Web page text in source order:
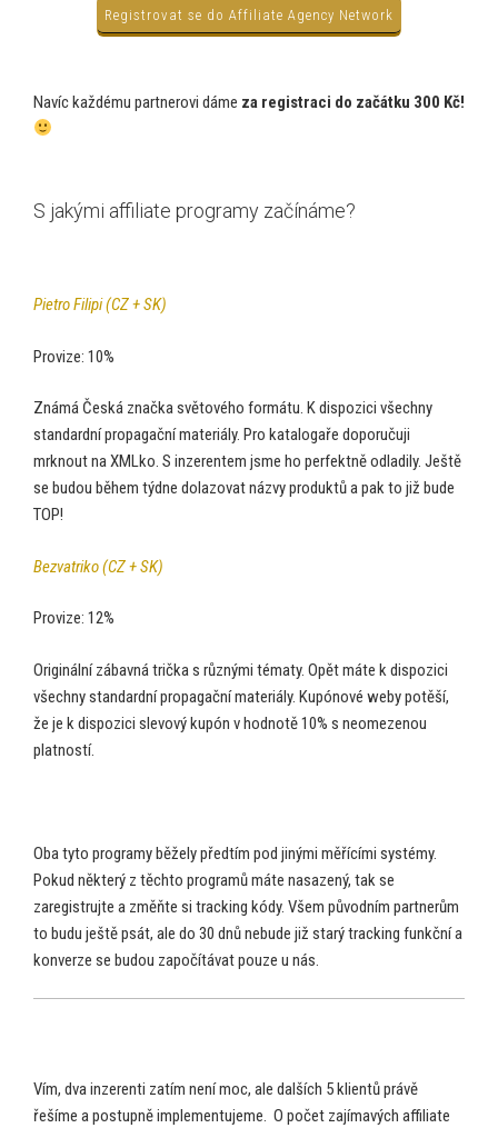
Registrovat se do Affiliate Agency Network
Navíc každému partnerovi dáme za registraci do začátku 300 Kč!
S jakými affiliate programy začínáme?
Pietro Filipi (CZ + SK)
Provize: 10%
Známá Česká značka světového formátu. K dispozici všechny
standardní propagační materiály. Pro katalogaře doporučuji
mrknout na XMLko. S inzerentem jsme ho perfektně odladily. Ještě
se budou během týdne dolazovat názvy produktů a pak to již bude
TOP!
Bezvatriko (CZ + SK)
Provize: 12%
Originální zábavná trička s různými tématy. Opět máte k dispozici
všechny standardní propagační materiály. Kupónové weby potěší,
že je k dispozici slevový kupón v hodnotě 10% s neomezenou
platností.
Oba tyto programy běžely předtím pod jinými měřícími systémy.
Pokud některý z těchto programů máte nasazený, tak se
zaregistrujte a změňte si tracking kódy. Všem původním partnerům
to budu ještě psát, ale do 30 dnů nebude již starý tracking funkční a
konverze se budou započítávat pouze u nás.
Vím, dva inzerenti zatím není moc, ale dalších 5 klientů právě
řešíme a postupně implementujeme. O počet zajímavých affiliate